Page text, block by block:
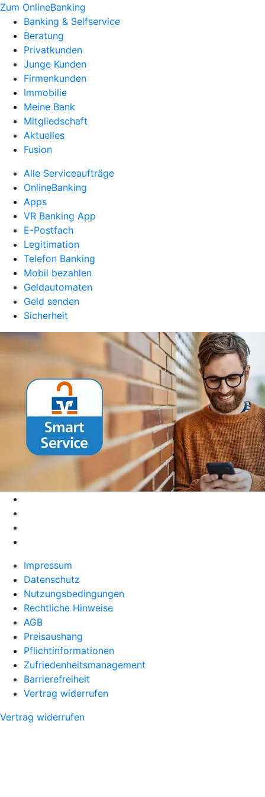
Zum OnlineBanking
Banking & Selfservice
Beratung
Privatkunden
Junge Kunden
Firmenkunden
Immobilie
Meine Bank
Mitgliedschaft
Aktuelles
Fusion
Alle Serviceaufträge
OnlineBanking
Apps
VR Banking App
E-Postfach
Legitimation
Telefon Banking
Mobil bezahlen
Geldautomaten
Geld senden
Sicherheit
Impressum
Datenschutz
Nutzungsbedingungen
Rechtliche Hinweise
AGB
Preisaushang
Pflichtinformationen
Zufriedenheitsmanagement
Barrierefreiheit
Vertrag widerrufen
Vertrag widerrufen